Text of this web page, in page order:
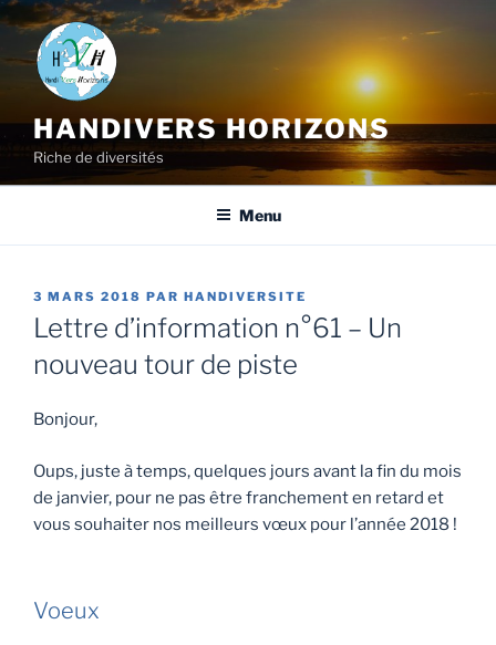
HANDIVERS HORIZONS
Riche de diversités
Menu
3 MARS 2018 PAR HANDIVERSITE
Lettre d’information n°61 – Un
nouveau tour de piste
Bonjour,
Oups, juste à temps, quelques jours avant la fin du mois
de janvier, pour ne pas être franchement en retard et
vous souhaiter nos meilleurs vœux pour l’année 2018 !
Voeux